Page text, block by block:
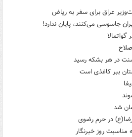
عراق برای سفر به ریاض
جاسوسی می‌کنند، پایان ندارد!
ببر کاغذی است
در حرم رضوی
مناسبت روز خبرنگار